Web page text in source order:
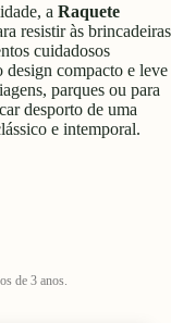
a Raquete
resistir às brincadeiras
cuidadosos
design compacto e leve
parques ou para
desporto de uma
e intemporal.
de 3 anos.